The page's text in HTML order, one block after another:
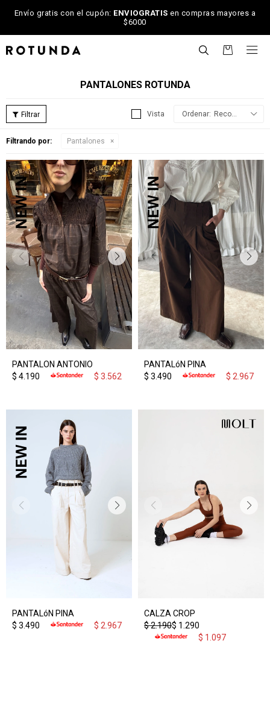
Envío gratis con el cupón: ENVIOGRATIS en compras mayores a
$6000

PANTALONES ROTUNDA
Recomendados
Filtrando por: Pantalones
PANTALON ANTONIO
$ 4.190 $ 3.562
PANTALóN PINA
$ 3.490 $ 2.967
PANTALóN PINA
$ 3.490 $ 2.967
CALZA CROP
$ 1.290
$2.190
$ 1.097